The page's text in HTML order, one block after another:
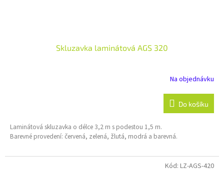
Skluzavka laminátová AGS 320
Na objednávku
Do košíku
Laminátová skluzavka o délce 3,2 m s podestou 1,5 m.
Barevné provedení: červená, zelená, žlutá, modrá a barevná.
Kód: LZ-AGS-420